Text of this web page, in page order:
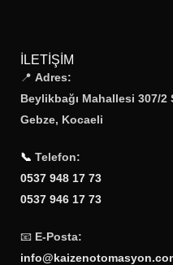
İLETIŞIM
📍 Adres:
Beylikbağı Mahallesi 307/2
Gebze, Kocaeli
📞 Telefon:
0537 948 17 73
0537 946 17 73
📧 E-Posta: